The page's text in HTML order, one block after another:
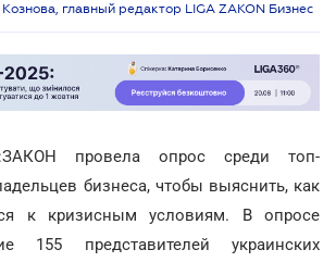
главный редактор LIGA ZAKON Бизнес
провела опрос среди топ-
бизнеса, чтобы выяснить, как
к кризисным условиям. В опросе
155 представителей украинских